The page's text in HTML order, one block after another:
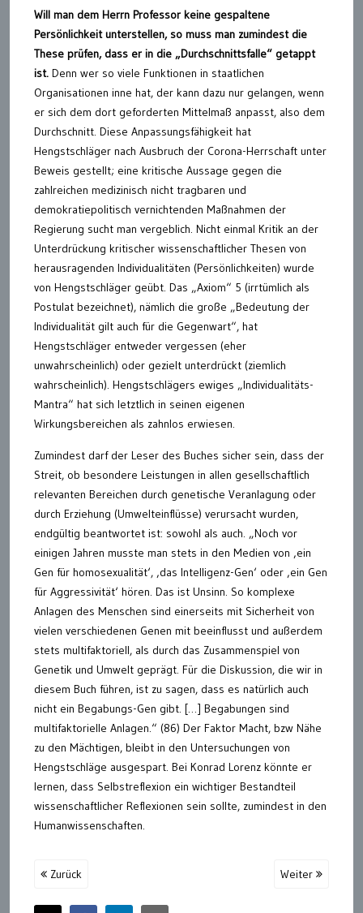
Will man dem Herrn Professor keine gespaltene
Persönlichkeit unterstellen, so muss man zumindest die
These prüfen, dass er in die „Durchschnittsfalle“ getappt
ist. Denn wer so viele Funktionen in staatlichen
Organisationen inne hat, der kann dazu nur gelangen, wenn
er sich dem dort geforderten Mittelmaß anpasst, also dem
Durchschnitt. Diese Anpassungsfähigkeit hat
Hengstschläger nach Ausbruch der Corona-Herrschaft unter
Beweis gestellt; eine kritische Aussage gegen die
zahlreichen medizinisch nicht tragbaren und
demokratiepolitisch vernichtenden Maßnahmen der
Regierung sucht man vergeblich. Nicht einmal Kritik an der
Unterdrückung kritischer wissenschaftlicher Thesen von
herausragenden Individualitäten (Persönlichkeiten) wurde
von Hengstschläger geübt. Das „Axiom“ 5 (irrtümlich als
Postulat bezeichnet), nämlich die große „Bedeutung der
Individualität gilt auch für die Gegenwart“, hat
Hengstschläger entweder vergessen (eher
unwahrscheinlich) oder gezielt unterdrückt (ziemlich
wahrscheinlich). Hengstschlägers ewiges „Individualitäts-
Mantra“ hat sich letztlich in seinen eigenen
Wirkungsbereichen als zahnlos erwiesen.
Zumindest darf der Leser des Buches sicher sein, dass der
Streit, ob besondere Leistungen in allen gesellschaftlich
relevanten Bereichen durch genetische Veranlagung oder
durch Erziehung (Umwelteinflüsse) verursacht wurden,
endgültig beantwortet ist: sowohl als auch. „Noch vor
einigen Jahren musste man stets in den Medien von ‚ein
Gen für homosexualität‘, ‚das Intelligenz-Gen‘ oder ‚ein Gen
für Aggressivität‘ hören. Das ist Unsinn. So komplexe
Anlagen des Menschen sind einerseits mit Sicherheit von
vielen verschiedenen Genen mit beeinflusst und außerdem
stets multifaktoriell, als durch das Zusammenspiel von
Genetik und Umwelt geprägt. Für die Diskussion, die wir in
diesem Buch führen, ist zu sagen, dass es natürlich auch
nicht ein Begabungs-Gen gibt. […] Begabungen sind
multifaktorielle Anlagen.“ (86) Der Faktor Macht, bzw Nähe
zu den Mächtigen, bleibt in den Untersuchungen von
Hengstschläge ausgespart. Bei Konrad Lorenz könnte er
lernen, dass Selbstreflexion ein wichtiger Bestandteil
wissenschaftlicher Reflexionen sein sollte, zumindest in den
Humanwissenschaften.
Zurück Weiter